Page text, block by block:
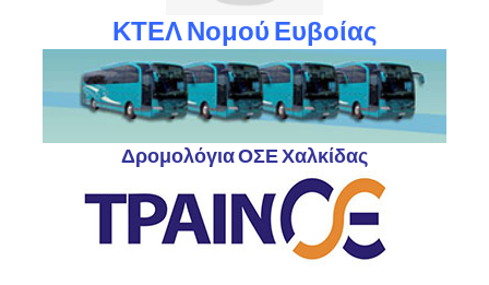
ΚΤΕΛ Νομού Ευβοίας
Δρομολόγια ΟΣΕ Χαλκίδας